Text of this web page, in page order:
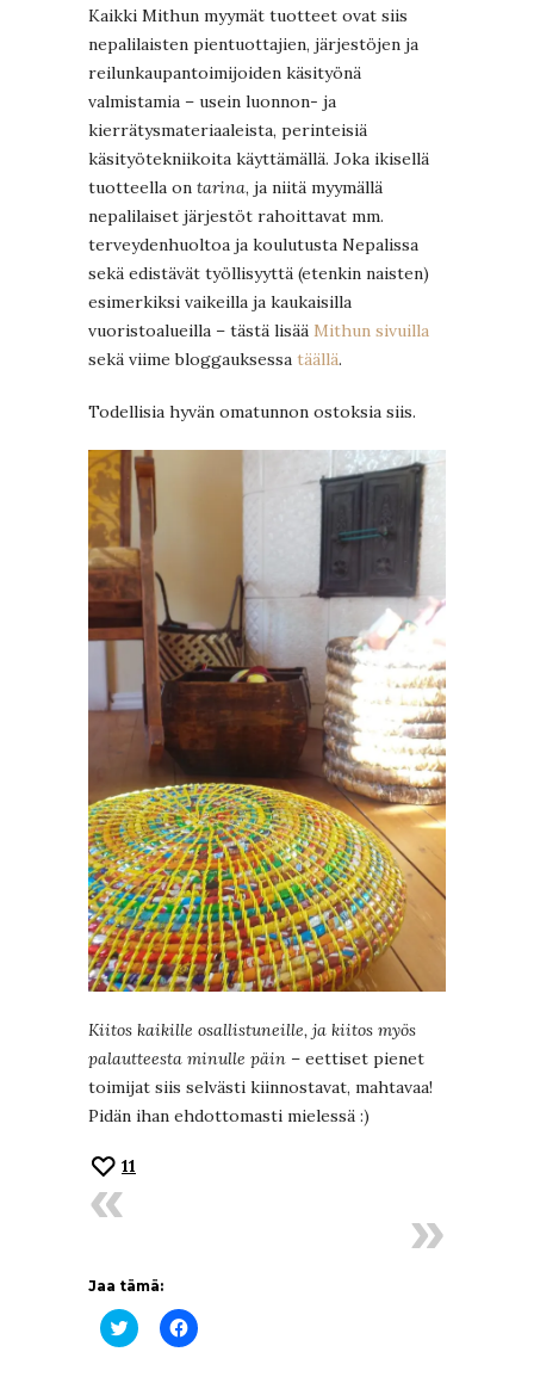
Kaikki Mithun myymät tuotteet ovat siis
nepalilaisten pientuottajien, järjestöjen ja
reilunkaupantoimijoiden käsityönä
valmistamia – usein luonnon- ja
kierrätysmateriaaleista, perinteisiä
käsityötekniikoita käyttämällä. Joka ikisellä
tuotteella on tarina, ja niitä myymällä
nepalilaiset järjestöt rahoittavat mm.
terveydenhuoltoa ja koulutusta Nepalissa
sekä edistävät työllisyyttä (etenkin naisten)
esimerkiksi vaikeilla ja kaukaisilla
vuoristoalueilla – tästä lisää Mithun sivuilla
sekä viime bloggauksessa täällä.
Todellisia hyvän omatunnon ostoksia siis.
Kiitos kaikille osallistuneille, ja kiitos myös
palautteesta minulle päin – eettiset pienet
toimijat siis selvästi kiinnostavat, mahtavaa!
Pidän ihan ehdottomasti mielessä :)
11
Jaa tämä:
Jaa
Twitterissä(Avautuu
Jaa
Facebookissa(Avautuu